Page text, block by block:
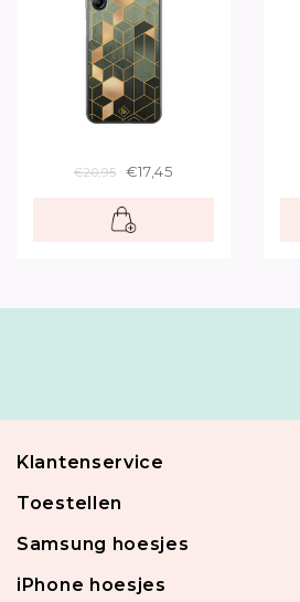
€20,95 €17,45
Klantenservice
Toestellen
Samsung hoesjes
iPhone hoesjes